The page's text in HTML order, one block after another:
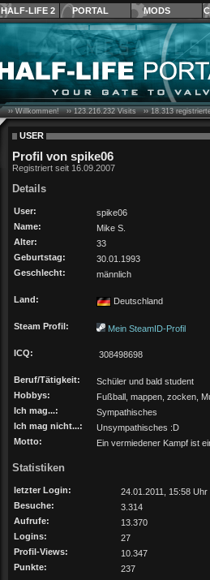
HALF-LIFE 2 PORTAL MODS
›› Willkommen! ››123.216.232Visits ››18.313
USER
Profil von spike06
Registriert seit 16.09.2007
Details
User:
spike06
Name:
Mike S.
Alter:
33
Geburtstag:
30.01.1993
Geschlecht:
männlich
Land: Deutschland
Steam Profil: Mein SteamID-Profil
ICQ: 308498698
Beruf/Tätigkeit:
Schüler und bald student
Hobbys:
Fußball, mappen, zocken,
Ich mag...:
Sympathisches
Ich mag nicht...:
Unsympathisches :D
Motto:
Ein vermiedener Kampf ist
Statistiken
letzter Login:
24.01.2011, 15:58 Uhr
Besuche:
3.314
Aufrufe:
13.370
Logins:
27
Profil-Views:
10.347
Punkte:
237